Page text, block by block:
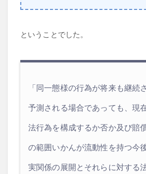
ということでした。
「同一態様の行為が将来も継続
予測される場合であっても、現
法行為を構成するか否か及び賠
の範囲いかんが流動性を持つ今
実関係の展開とそれらに対する